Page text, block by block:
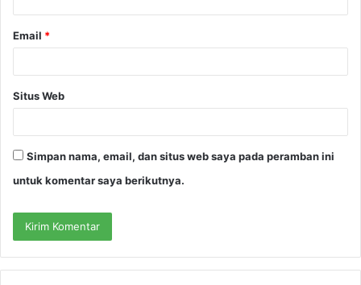
Email *
Situs Web
Simpan nama, email, dan situs web saya pada peramban ini
untuk komentar saya berikutnya.